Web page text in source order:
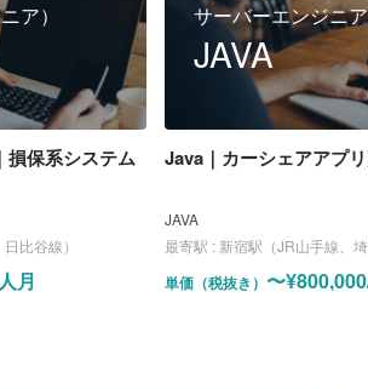
ア）
損保系システム
比谷線）
月
サーバーエンジニア
JAVA
Java｜カーシェアアプ
JAVA
最寄駅 : 新宿駅（JR山手線、埼京線、湘南新宿ラ
単価（税抜き） 〜